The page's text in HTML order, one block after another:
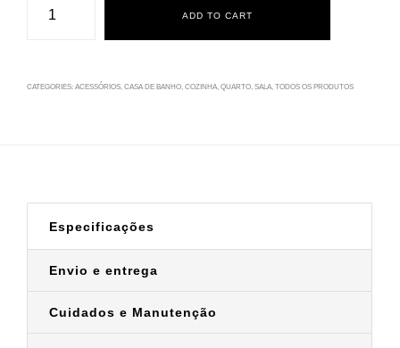
quantity
ADD TO CART
CATEGORIES: ACESSÓRIOS CASA DE BANHO COZINHA QUARTO SALA TODOS OS PRODUTOS
Especificações
Envio e entrega
Cuidados e Manutenção